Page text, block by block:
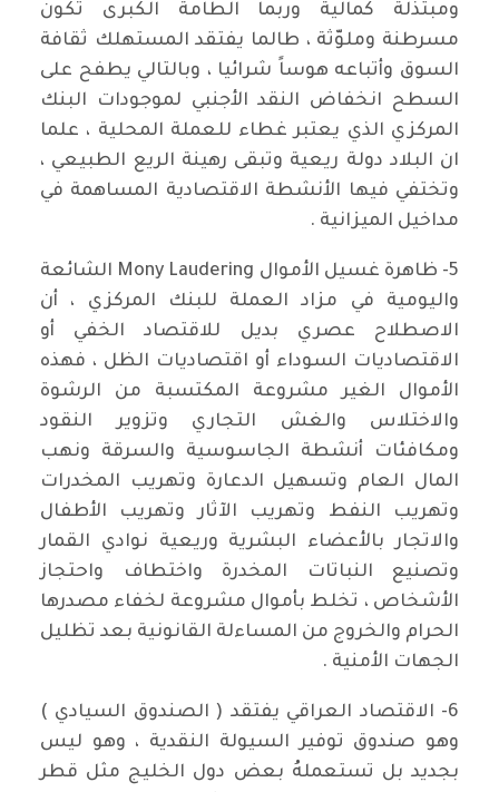
ومبتذلة كمالية وربما الطامة الكبرى تكون
مسرطنة وملوّثة ، طالما يفتقد المستهلك ثقافة
السوق وأتباعه هوساً شرائيا ، وبالتالي يطفح على
السطح انخفاض النقد الأجنبي لموجودات البنك
المركزي الذي يعتبر غطاء للعملة المحلية ، علما
ان البلاد دولة ريعية وتبقى رهينة الريع الطبيعي ،
وتختفي فيها الأنشطة الاقتصادية المساهمة في
مداخيل الميزانية .
5- ظاهرة غسيل الأموال Mony Laudering الشائعة
واليومية في مزاد العملة للبنك المركزي ، أن
الاصطلاح عصري بديل للاقتصاد الخفي أو
الاقتصاديات السوداء أو اقتصاديات الظل ، فهذه
الأموال الغير مشروعة المكتسبة من الرشوة
والاختلاس والغش التجاري وتزوير النقود
ومكافئات أنشطة الجاسوسية والسرقة ونهب
المال العام وتسهيل الدعارة وتهريب المخدرات
وتهريب النفط وتهريب الآثار وتهريب الأطفال
والاتجار بالأعضاء البشرية وريعية نوادي القمار
وتصنيع النباتات المخدرة واختطاف واحتجاز
الأشخاص ، تخلط بأموال مشروعة لخفاء مصدرها
الحرام والخروج من المساءلة القانونية بعد تظليل
الجهات الأمنية .
6- الاقتصاد العراقي يفتقد ( الصندوق السيادي )
وهو صندوق توفير السيولة النقدية ، وهو ليس
بجديد بل تستعملهُ بعض دول الخليج مثل قطر